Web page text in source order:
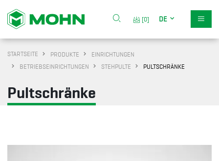
[0] DE
STARTSEITE PRODUKTE
EINRICHTUNGEN
BETRIEBSEINRICHTUNGEN
STEHPULTE PULTSCHRÄNKE
Pultschränke